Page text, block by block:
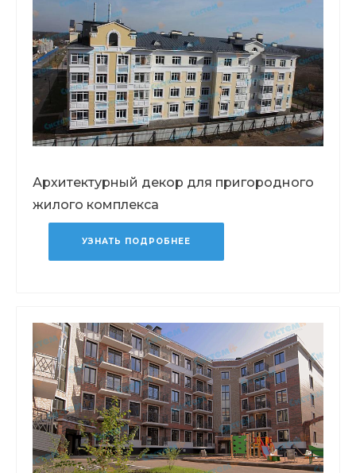
Архитектурный декор для пригородного
жилого комплекса
УЗНАТЬ ПОДРОБНЕЕ